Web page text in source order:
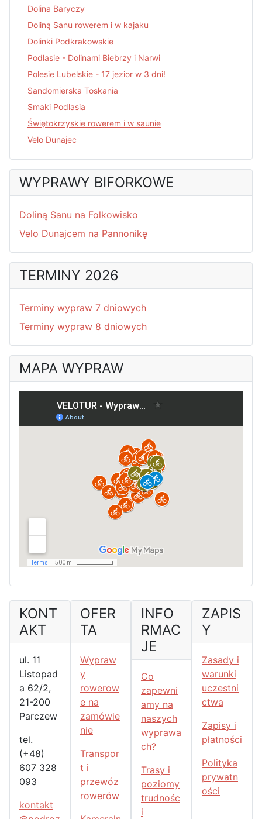
Dolina Baryczy
Doliną Sanu rowerem i w kajaku
Dolinki Podkrakowskie
Podlasie - Dolinami Biebrzy i Narwi
Polesie Lubelskie - 17 jezior w 3 dni!
Sandomierska Toskania
Smaki Podlasia
Świętokrzyskie rowerem i w saunie
Velo Dunajec
WYPRAWY BIFORKOWE
Doliną Sanu na Folkowisko
Velo Dunajcem na Pannonikę
TERMINY 2026
Terminy wypraw 7 dniowych
Terminy wypraw 8 dniowych
MAPA WYPRAW
KONT
AKT
ul. 11
Listopad
a 62/2,
21-200
Parczew
tel.
(+48)
607 328
093
kontakt
OFER
TA
Wypraw
y
rowerow
e na
zamówie
nie
Transpor
t i
przewóz
rowerów
INFO
RMAC
JE
Co
zapewni
amy na
naszych
wyprawa
ch?
Trasy i
poziomy
trudnośc
i
ZAPIS
Y
Zasady i
warunki
uczestni
ctwa
Zapisy i
płatności
Polityka
prywatn
ości